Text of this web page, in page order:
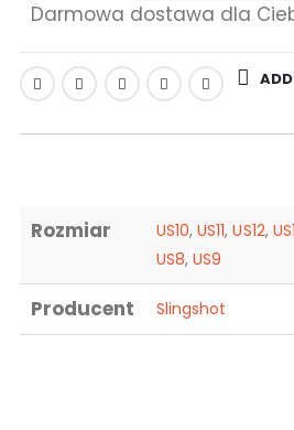
Darmowa dostawa dla
Rozmiar US10,US11,US12,
US8, US9
Producent Slingshot